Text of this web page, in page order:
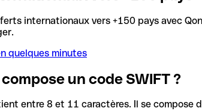
internationaux vers +150 pays avec
quelques minutes
un code SWIFT ?
entre 8 et 11 caractères. Il se compose